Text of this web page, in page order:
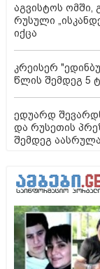
აგვისტოს
რუსული
იქცა
კრეისერ
წლის შემდეგ 5
ედუარდ
და რუსეთის
შემდეგ აასრულა